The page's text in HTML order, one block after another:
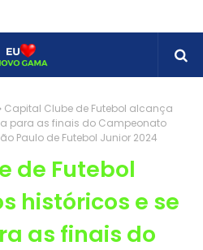
Capital Clube de Futebol alcança
para as finais do Campeonato
Paulo de Futebol Junior 2024
de Futebol
históricos e se
as finais do